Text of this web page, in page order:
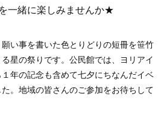
一緒に楽しみませんか★
い事を書いた色とりどりの短冊を笹竹
星の祭りです。公民館では、ヨリアイ
年の記念も含めて七夕にちなんだイベ
。地域の皆さんのご参加をお待ちして